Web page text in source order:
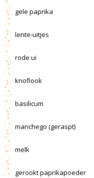
gele paprika
lente-uitjes
rode ui
knoflook
basilicum
manchego (geraspt)
melk
gerookt paprikapoeder